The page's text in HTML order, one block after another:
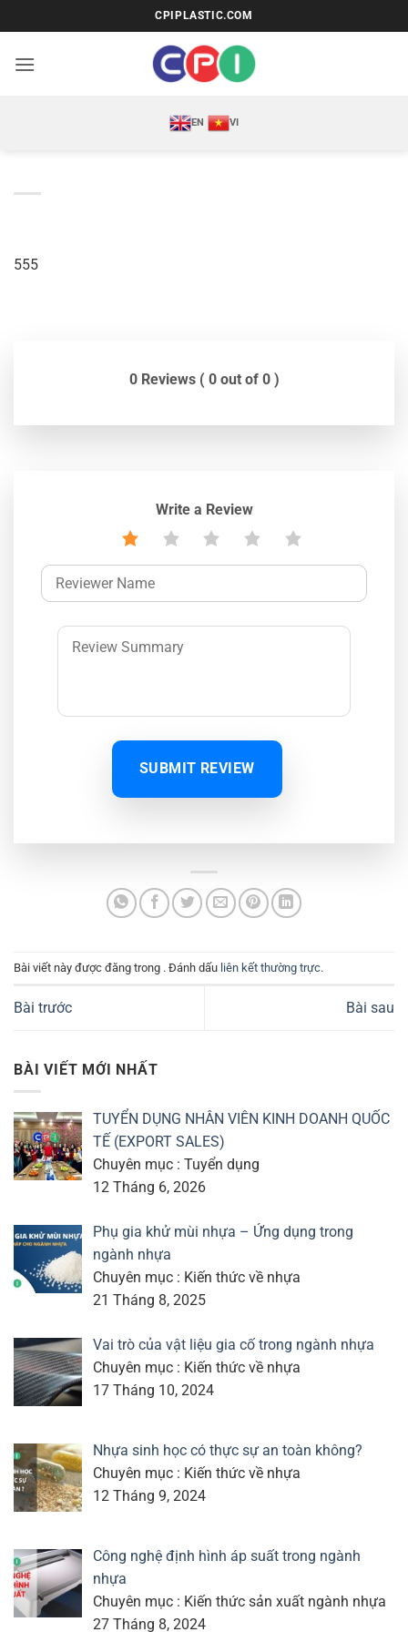
qua
nội
CPIPLASTIC.COM
EN VI
555
0 Reviews ( 0 out of 0 )
Write a Review
SUBMIT REVIEW
Bài viết này được đăng trong . Đánh dấu liên kết thường trực.
Bài trước Bài sau
BÀI VIẾT MỚI NHẤT
TUYỂN DỤNG NHÂN VIÊN KINH DOANH QUỐC
TẾ (EXPORT SALES)
Chuyên mục : Tuyển dụng
12 Tháng 6, 2026
Phụ gia khử mùi nhựa – Ứng dụng trong
ngành nhựa
Chuyên mục : Kiến thức về nhựa
21 Tháng 8, 2025
Vai trò của vật liệu gia cố trong ngành nhựa
Chuyên mục : Kiến thức về nhựa
17 Tháng 10, 2024
Nhựa sinh học có thực sự an toàn không?
Chuyên mục : Kiến thức về nhựa
12 Tháng 9, 2024
Công nghệ định hình áp suất trong ngành
nhựa
Chuyên mục : Kiến thức sản xuất ngành nhựa
27 Tháng 8, 2024